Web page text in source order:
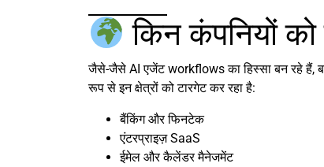
किन कंपनियों को
जैसे-जैसे AI एजेंट workflows का हिस्सा बन रहे हैं,
रूप से इन क्षेत्रों को टारगेट कर रहा है:
बैंकिंग और फिनटेक
एंटरप्राइज़ SaaS
ईमेल और कैलेंडर मैनेजमेंट